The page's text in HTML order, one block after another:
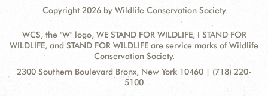
Copyright 2026 by Wildlife Conservation Society
WCS, the "W" logo, WE STAND FOR WILDLIFE, I STAND FOR
WILDLIFE, and STAND FOR WILDLIFE are service marks of Wildlife
Conservation Society.
Contact
Address:
2300 Southern Boulevard Bronx, New York 10460 | (718) 220-
5100